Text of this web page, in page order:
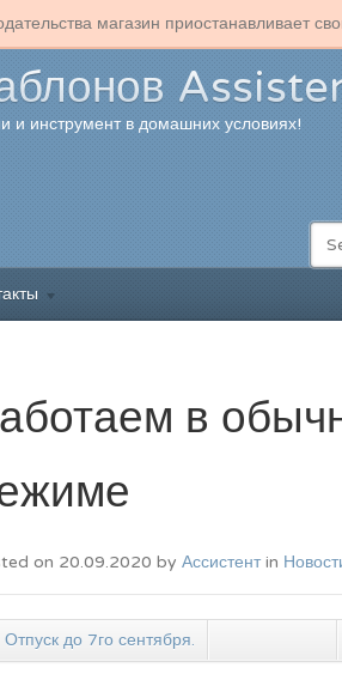
и инструмент в домашних условиях!
в
on 20.09.2020 by Ассистент in
Отпуск до 7го сентября.
магазин приостанавливает